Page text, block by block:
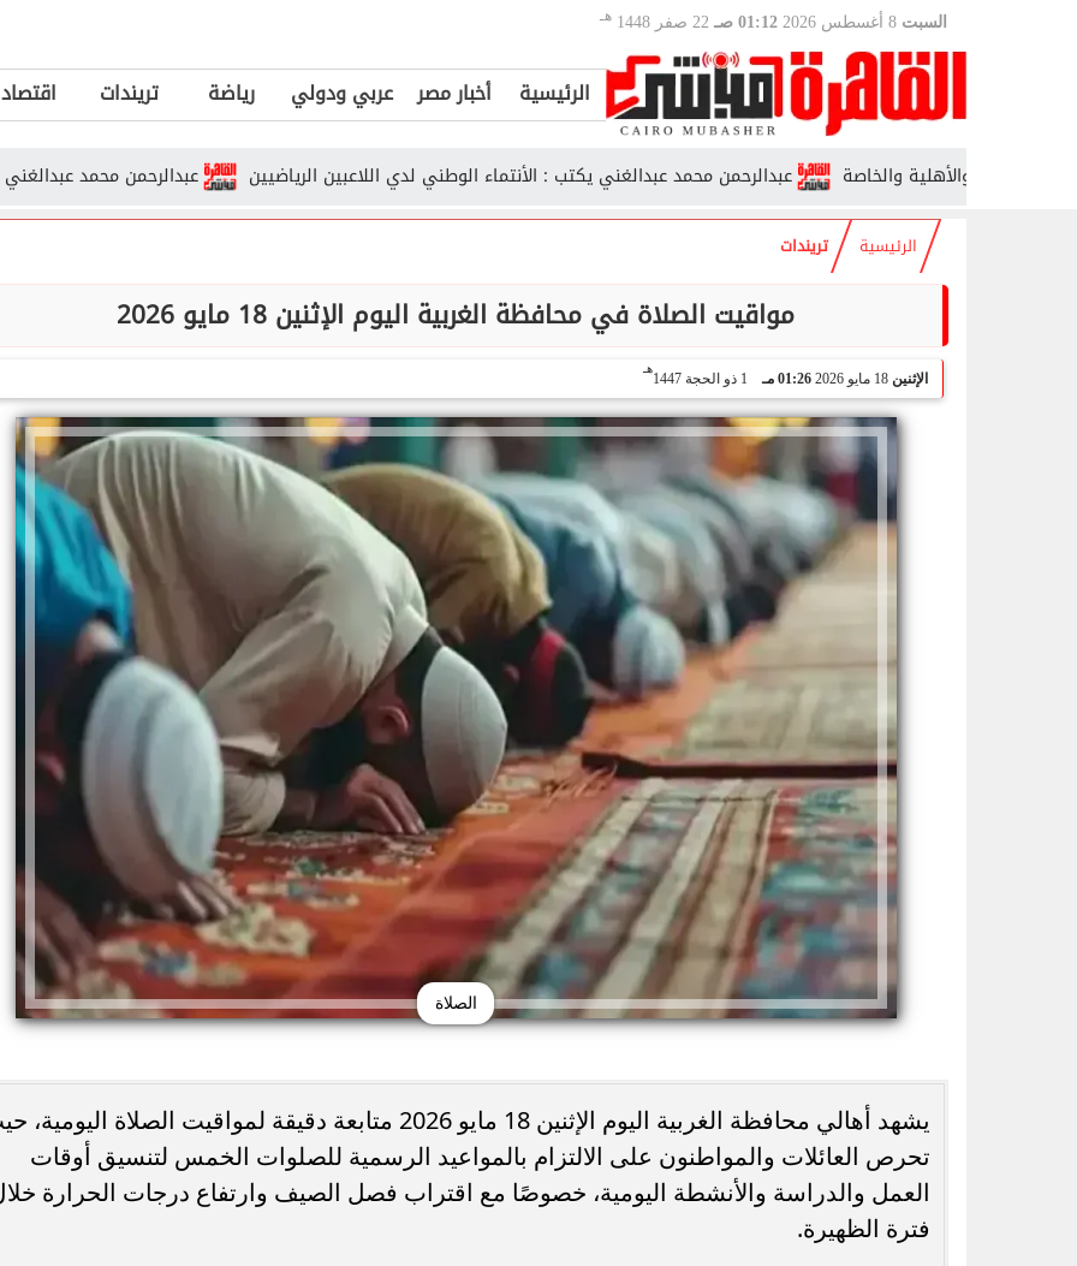
السبت 01:12 صـ 22 صفر 1448 هـ
الرئيسية أخبار مصر عربي ودولي رياضة تريندات اقتصاد
عبدالرحمن محمد عبدالغني يكتب : عبدالرحمن محمد عبدالغني يكتب : الأنتماء الوطني لدي اللاعبين الرياضيين
الرئيسية تريندات
مواقيت الصلاة في محافظة الغربية اليوم الإثنين 18 مايو 2026
الإثنين 18 مايو 2026 01:26 مـ 1 ذو الحجة 1447
هـ
الصلاة
يشهد أهالي محافظة الغربية اليوم الإثنين 18 مايو 2026 متابعة دقيقة لمواقيت الصلاة
تحرص العائلات والمواطنون على الالتزام بالمواعيد الرسمية للصلوات الخمس لتنسيق أوقات
العمل والدراسة والأنشطة اليومية، خصوصًا مع اقتراب فصل الصيف وارتفاع درجات الحرارة
فترة الظهيرة.
رسميًا.. جدول امتحانات الشهادة الإعدادية